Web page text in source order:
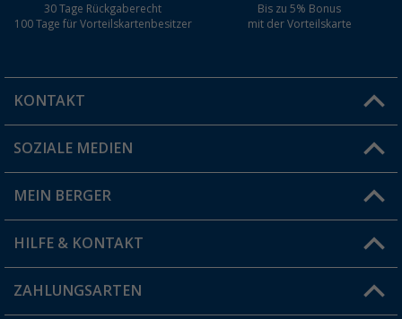
30 Tage Rückgaberecht
100 Tage für Vorteilskartenbesitzer
Bis zu 5% Bonus
mit der Vorteilskarte
KONTAKT
Du hast eine Frage?
Filiale finden
SOZIALE MEDIEN
MEIN BERGER
Vorteilskarte
Blog
HILFE & KONTAKT
FAQ & Kontakt
ZAHLUNGSARTEN